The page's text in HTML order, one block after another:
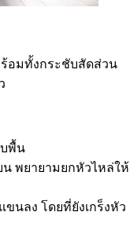
อมทั้งกระชับสัดส่วน
บพื้น
พยายามยกหัวไหล่ให้
ขนลง โดยที่ยังเกร็งหัว